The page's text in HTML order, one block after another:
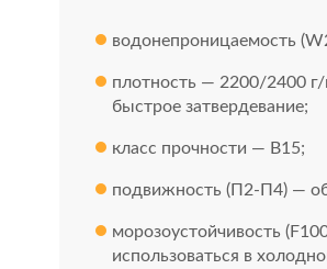
водонепроницаемость
плотность — 2200/2400 г/
быстрое затвердевание;
класс прочности — В15;
подвижность (П2-П4) —
морозоустойчивость
использоваться в